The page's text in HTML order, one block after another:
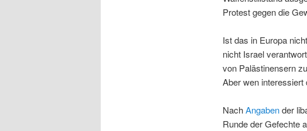
Protest gegen die
Ist das in Europa
nicht Israel
von Palästinensern
Aber wen
NachAngabender
Runde der Gefechte